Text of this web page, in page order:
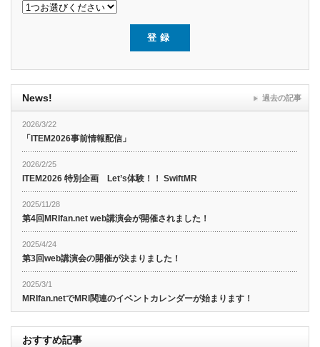
News!
2026/3/22
「ITEM2026事前情報配信」
2026/2/25
ITEM2026 特別企画 Let’s体験！！ SwiftMR
2025/11/28
第4回MRIfan.net web講演会が開催されました！
2025/4/24
第3回web講演会の開催が決まりました！
2025/3/1
MRIfan.netでMRI関連のイベントカレンダーが始まります！
過去の記事
おすすめ記事